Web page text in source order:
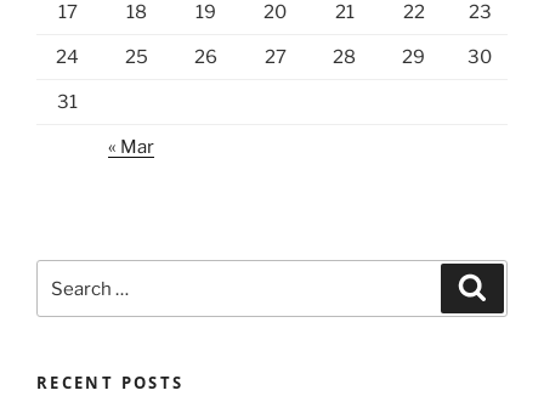
17 18 19 20 21 22 23
24 25 26 27 28 29 30
31
« Mar
for:
RECENT POSTS